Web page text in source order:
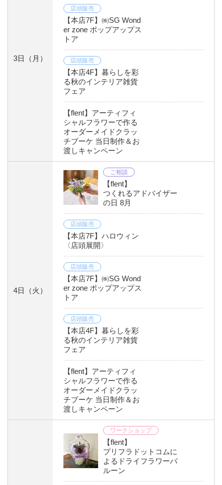
3日 （月）
店頭販売
【本店7F】㈱SG Wond
er zone ポップアップス
トア
店頭販売
【本店4F】暮らしを彩
る秋のインテリア雑貨
フェア
【flent】アーティフィ
シャルフラワーで作る
オーダーメイドクラッ
チブーケ 当日制作＆お
渡しキャンペーン
4日 （火）
ご相談
【flent】
つくれるアドバイザー
の日 8月
店頭販売
【本店7F】ハロウィン
〈店頭展開〉
店頭販売
【本店7F】㈱SG Wond
er zone ポップアップス
トア
店頭販売
【本店4F】暮らしを彩
る秋のインテリア雑貨
フェア
【flent】アーティフィ
シャルフラワーで作る
オーダーメイドクラッ
チブーケ 当日制作＆お
渡しキャンペーン
ワークショップ
【flent】
プリフラドットコムに
よるドライフラワーバ
ルーン